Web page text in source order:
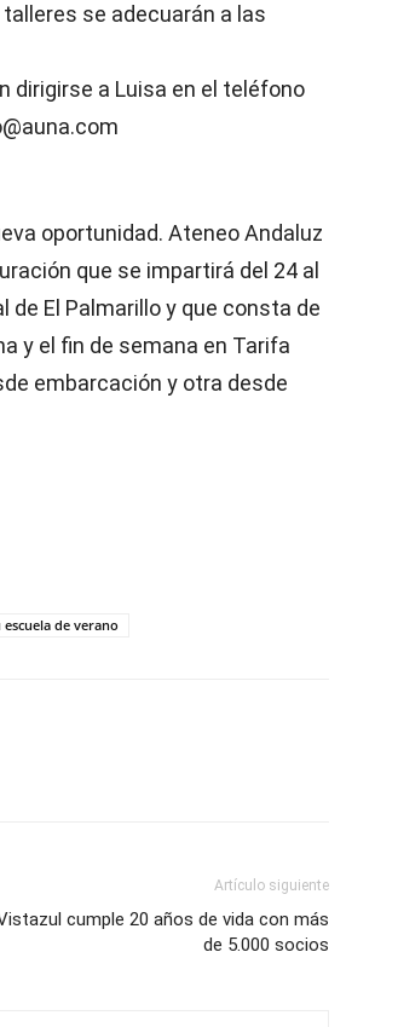
se adecuarán a las
dirigirse a Luisa en el teléfono
oportunidad. Ateneo Andaluz
que se impartirá del 24 al
de El Palmarillo y que consta de
y el fin de semana en Tarifa
embarcación y otra desde
de verano
Artículo siguiente
cumple 20 años de vida con más
de 5.000 socios